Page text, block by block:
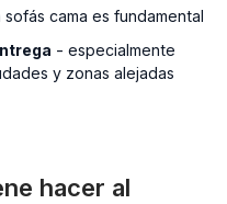
sofás cama es fundamental
- especialmente
y zonas alejadas
hacer al